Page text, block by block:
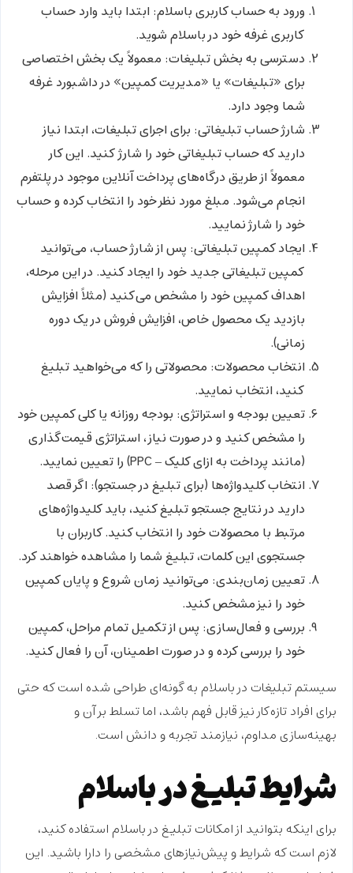
ورود به حساب کاربری باسلام:ابتدا باید وارد حساب
کاربری غرفه خود در باسلام شوید.
دسترسی به بخش تبلیغات: معمولاً یک بخش اختصاصی
برای «تبلیغات» یا «مدیریت کمپین» در داشبورد غرفه
شما وجود دارد.
شارژ حساب تبلیغاتی: برای اجرای تبلیغات، ابتدا نیاز
دارید که حساب تبلیغاتی خود را شارژ کنید. این کار
معمولاً از طریق درگاه‌های پرداخت آنلاین موجود در پلتفرم
انجام می‌شود. مبلغ مورد نظر خود را انتخاب کرده و حساب
خود را شارژ نمایید.
ایجاد کمپین تبلیغاتی: پس از شارژ حساب، می‌توانید
کمپین تبلیغاتی جدید خود را ایجاد کنید. در این مرحله،
اهداف کمپین خود را مشخص می‌کنید (مثلاً افزایش
بازدید یک محصول خاص، افزایش فروش در یک دوره
زمانی).
انتخاب محصولات: محصولاتی را که می‌خواهید تبلیغ
کنید، انتخاب نمایید.
تعیین بودجه و استراتژی: بودجه روزانه یا کلی کمپین خود
را مشخص کنید و در صورت نیاز، استراتژی قیمت‌گذاری
(مانند پرداخت به ازای کلیک – PPC) را تعیین نمایید.
انتخاب کلیدواژه‌ها (برای تبلیغ در جستجو):اگر قصد
دارید در نتایج جستجو تبلیغ کنید، باید کلیدواژه‌های
مرتبط با محصولات خود را انتخاب کنید. کاربران با
جستجوی این کلمات، تبلیغ شما را مشاهده خواهند کرد.
تعیین زمان‌بندی: می‌توانید زمان شروع و پایان کمپین
خود را نیز مشخص کنید.
بررسی و فعال‌سازی: پس از تکمیل تمام مراحل، کمپین
خود را بررسی کرده و در صورت اطمینان، آن را فعال کنید.
سیستمتبلیغات در باسلام به گونه‌ای طراحی شده است که حتی
برای افراد تازه‌کار نیز قابل فهم باشد، اما تسلط بر آن و
بهینه‌سازی مداوم، نیازمند تجربه و دانش است.
شرایط تبلیغ در باسلام
برای اینکه بتوانید از امکاناتتبلیغ در باسلام استفاده کنید،
لازم است که شرایط و پیش‌نیازهای مشخصی را دارا باشید. این